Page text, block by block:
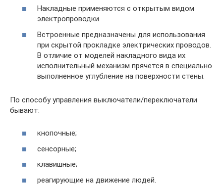
Накладные применяются с открытым видом
электропроводки.
Встроенные предназначены для использования
при скрытой прокладке электрических проводов.
В отличие от моделей накладного вида их
исполнительный механизм прячется в специально
выполненное углубление на поверхности стены.
По способу управления выключатели/переключатели
бывают:
кнопочные;
сенсорные;
клавишные;
реагирующие на движение людей.